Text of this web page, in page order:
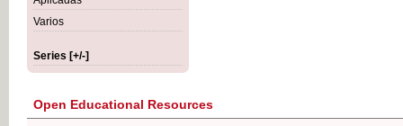
Varios
Series [+/-]
Open Educational Resources